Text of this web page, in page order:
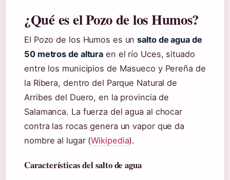
¿Qué es el Pozo de los Humos?
El Pozo de los Humos es unsalto de agua de
50 metros de altura en el río Uces, situado
entre los municipios de Masueco y Pereña de
la Ribera, dentro del Parque Natural de
Arribes del Duero, en la provincia de
Salamanca. La fuerza del agua al chocar
contra las rocas genera un vapor que da
nombre al lugar (Wikipedia).
Características del salto de agua